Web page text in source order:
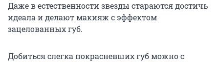
Даже в естественности звезды стараются достичь
идеала и делают макияж с эффектом
зацелованных губ.
Добиться слегка покрасневших губ можно с